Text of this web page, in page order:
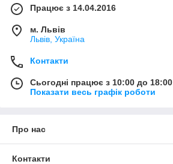
Працює з 14.04.2016
м. Львів
Львів, Україна
Контакти
Сьогодні працює з 10:00 до 18:00
Показати весь графік роботи
Про нас
Контакти